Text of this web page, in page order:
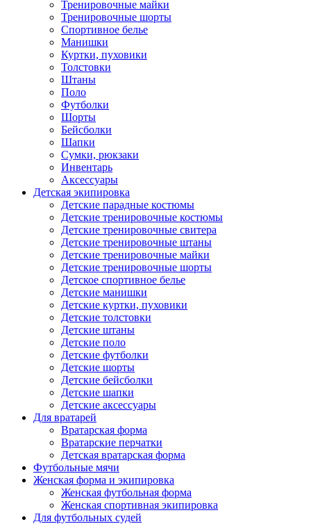
Тренировочные майки
Тренировочные шорты
Спортивное белье
Манишки
Куртки, пуховики
Толстовки
Штаны
Поло
Футболки
Шорты
Бейсболки
Шапки
Сумки, рюкзаки
Инвентарь
Аксессуары
Детская экипировка
Детские парадные костюмы
Детские тренировочные костюмы
Детские тренировочные свитера
Детские тренировочные штаны
Детские тренировочные майки
Детские тренировочные шорты
Детское спортивное белье
Детские манишки
Детские куртки, пуховики
Детские толстовки
Детские штаны
Детские поло
Детские футболки
Детские шорты
Детские бейсболки
Детские шапки
Детские аксессуары
Для вратарей
Вратарская форма
Вратарские перчатки
Детская вратарская форма
Футбольные мячи
Женская форма и экипировка
Женская футбольная форма
Женская спортивная экипировка
Для футбольных судей